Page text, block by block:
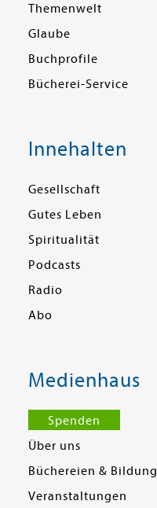
Themenwelt
Glaube
Buchprofile
Bücherei-Service
Innehalten
Gesellschaft
Gutes Leben
Spiritualität
Podcasts
Radio
Abo
Medienhaus
Spenden
Über uns
Büchereien & Bildung
Veranstaltungen